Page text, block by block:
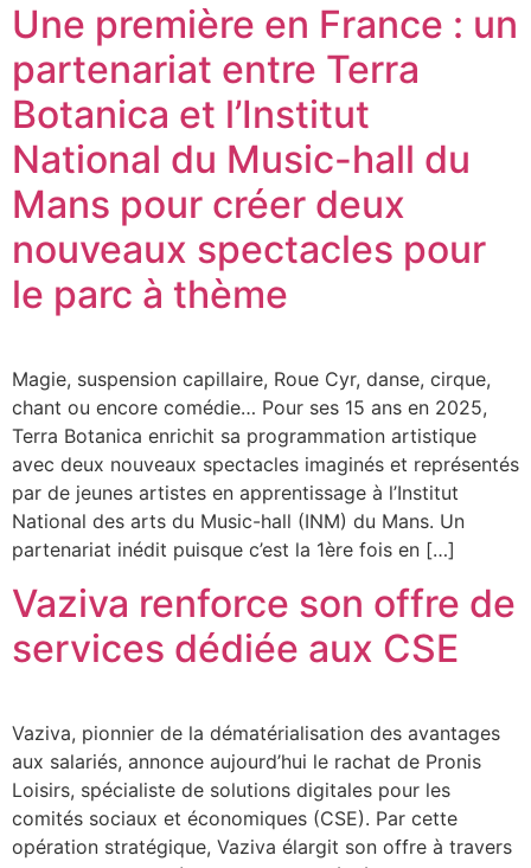
Une première en France : un
partenariat entre Terra
Botanica et l’Institut
National du Music-hall du
Mans pour créer deux
nouveaux spectacles pour
le parc à thème
Magie, suspension capillaire, Roue Cyr, danse, cirque,
chant ou encore comédie… Pour ses 15 ans en 2025,
Terra Botanica enrichit sa programmation artistique
avec deux nouveaux spectacles imaginés et représentés
par de jeunes artistes en apprentissage à l’Institut
National des arts du Music-hall (INM) du Mans. Un
partenariat inédit puisque c’est la 1ère fois en […]
Vaziva renforce son offre de
services dédiée aux CSE
Vaziva, pionnier de la dématérialisation des avantages
aux salariés, annonce aujourd’hui le rachat de Pronis
Loisirs, spécialiste de solutions digitales pour les
comités sociaux et économiques (CSE). Par cette
opération stratégique, Vaziva élargit son offre à travers